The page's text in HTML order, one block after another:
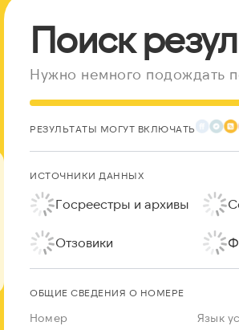
Поиск
Нужно немного подождать
РЕЗУЛЬТАТЫ МОГУТ ВКЛЮЧАТЬ
ИСТОЧНИКИ ДАННЫХ
Госреестры и архивы
Отзовики
ОБЩИЕ СВЕДЕНИЯ О НОМЕРЕ
Номер Язык